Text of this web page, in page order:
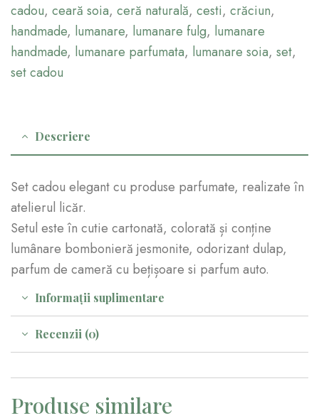
cadou, ceară soia, ceră naturală, cesti, crăciun,
handmade, lumanare, lumanare fulg, lumanare
handmade, lumanare parfumata, lumanare soia, set,
set cadou
Descriere
Set cadou elegant cu produse parfumate, realizate în
atelierul licăr.
Setul este în cutie cartonată, colorată și conține
lumânare bombonieră jesmonite, odorizant dulap,
parfum de cameră cu bețișoare si parfum auto.
Informații suplimentare
Recenzii (0)
Produse similare